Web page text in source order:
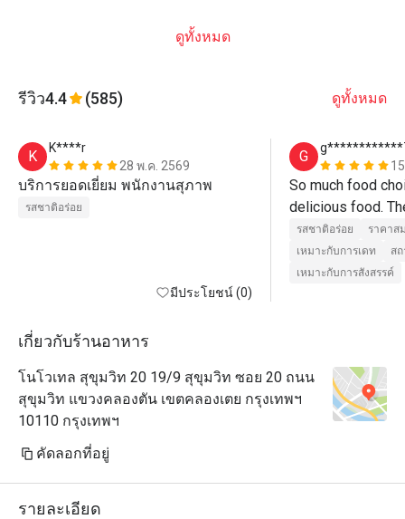
ดูทั้งหมด
รีวิว4.4 (585) ดูทั้งหมด
K
K****r
28 พ.ค. 2569
บริการยอดเยี่ยม พนักงานสุภาพ
รสชาติอร่อย
มีประโยชน์ (0)
G
So much food
delicious food.
รสชาติอร่อย
ราคาส
เหมาะกับการเดท
ส
เหมาะกับการสังสรรค์
เกี่ยวกับร้านอาหาร
โนโวเทล สุขุมวิท 20 19/9 สุขุมวิท ซอย 20 ถนน
สุขุมวิท แขวงคลองตัน เขตคลองเตย กรุงเทพฯ
10110 กรุงเทพฯ
คัดลอกที่อยู่
รายละเอียด